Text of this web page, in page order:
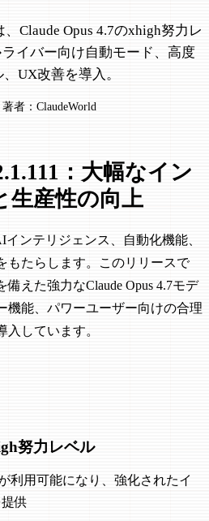
、Claude Opus 4.7のxhigh努力レ
イバー向け自動モード、高度
UX改善を導入。
著者：ClaudeWorld
：大幅なイン
生産性の向上
インテリジェンス、自動化機能、
もたらします。このリリースで
えた強力なClaude Opus 4.7モデ
機能、パワーユーザー向けの合理
しています。
努力レベル
利用可能になり、強化されたイ
供